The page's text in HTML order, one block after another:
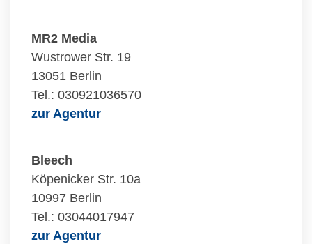
MR2 Media
Wustrower Str. 19
13051 Berlin
Tel.: 030921036570
zur Agentur
Bleech
Köpenicker Str. 10a
10997 Berlin
Tel.: 03044017947
zur Agentur